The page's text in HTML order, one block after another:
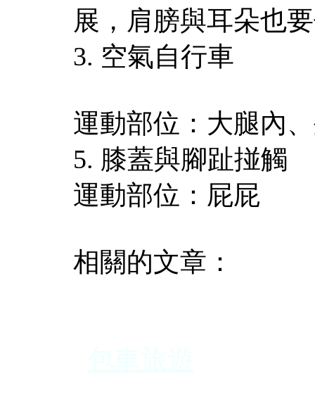
展，肩膀與耳朵也
3. 空氣自行車
運動部位：大腿內
5. 膝蓋與腳趾掽觸
運動部位：屁屁
相關的文章：